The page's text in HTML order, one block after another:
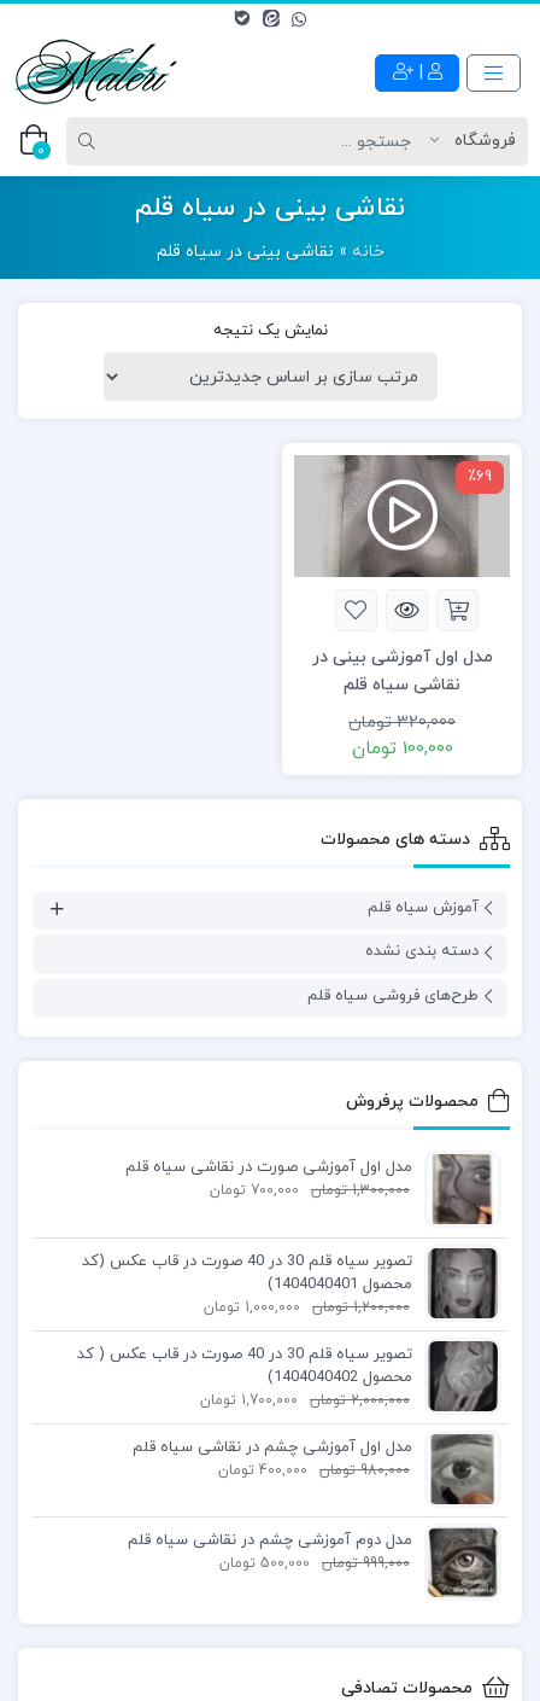
0
نقاشی بینی در سیاه قلم
خانه » نقاشی بینی در سیاه قلم
نمایش یک نتیجه
نمایشگر
ویدیو
٪69
مدل اول آموزشی بینی در
نقاشی سیاه قلم
320,000 تومان
100,000 تومان
دسته های محصولات
آموزش سیاه قلم
دسته بندی نشده
طرح‌های فروشی سیاه قلم
محصولات پرفروش
مدل اول آموزشی صورت در نقاشی سیاه قلم
1,300,000 تومان 700,000 تومان
تصویر سیاه قلم 30 در 40 صورت در قاب عکس (کد
محصول 1404040401)
1,200,000 تومان 1,000,000 تومان
تصویر سیاه قلم 30 در 40 صورت در قاب عکس ( کد
محصول 1404040402)
2,000,000 تومان 1,700,000 تومان
مدل اول آموزشی چشم در نقاشی سیاه قلم
980,000 تومان 400,000 تومان
مدل دوم آموزشی چشم در نقاشی سیاه قلم
999,000 تومان 500,000 تومان
محصولات تصادفی